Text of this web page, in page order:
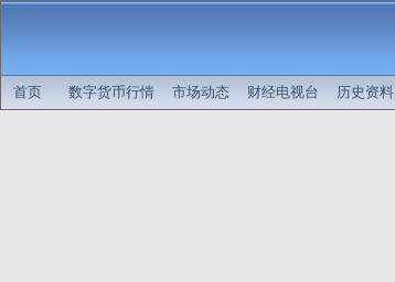
首页 数字货币行情 市场动态 财经电视台 历史资料